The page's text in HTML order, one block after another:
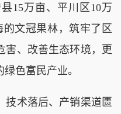
15万亩、平川区10万
文冠果林，筑牢了区
害、改善生态环境，更
色富民产业。
术落后、产销渠道匮